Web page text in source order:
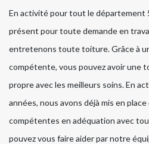
En activité pour tout le département
présent pour toute demande en
entretenons toute toiture. Grâce à
compétente, vous pouvez avoir une
propre avec les meilleurs soins. En
années, nous avons déjà mis en
compétentes en adéquation avec
pouvez vous faire aider par notre